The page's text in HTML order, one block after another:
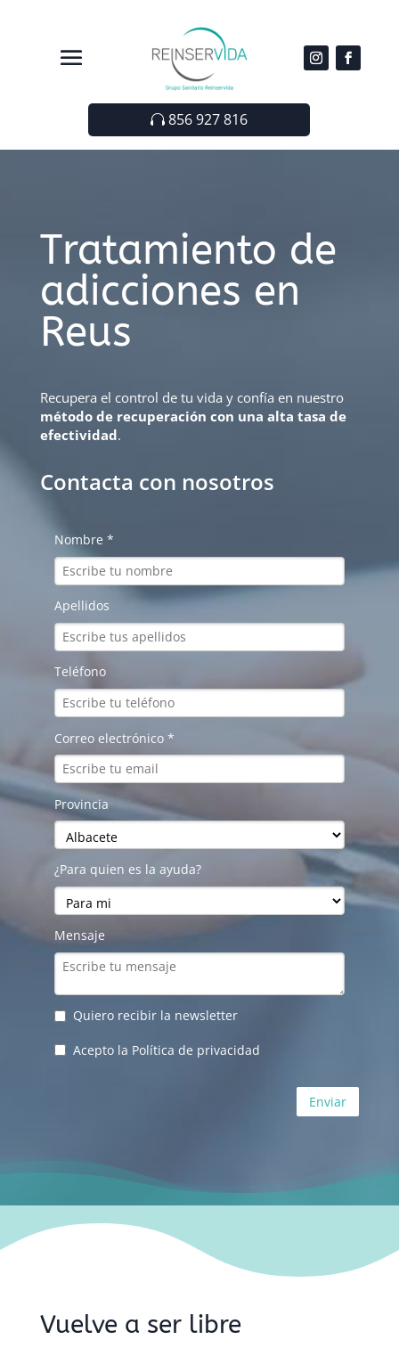
856 927 816
Tratamiento de
adicciones en
Reus
Recupera el control de tu vida y confía en nuestro
método de recuperación con una alta tasa de
efectividad.
Contacta con nosotros
Vuelve a ser libre